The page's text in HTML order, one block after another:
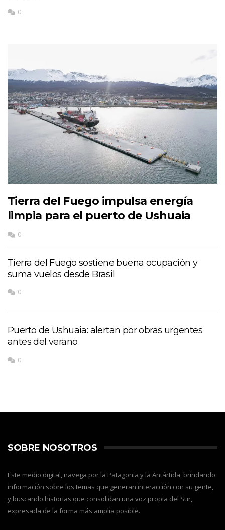
0
Tierra del Fuego impulsa energía
limpia para el puerto de Ushuaia
0
Tierra del Fuego sostiene buena ocupación y
suma vuelos desde Brasil
0
Puerto de Ushuaia: alertan por obras urgentes
antes del verano
0
SOBRE NOSOTROS
Este medio digital, navega por la Patagonia y la Antártida, brindando
información sobre los temas que generan interacción con su gente,
y buscando historias que consolidan una voz propia del Sur,
expresada de la forma más amplia posible.